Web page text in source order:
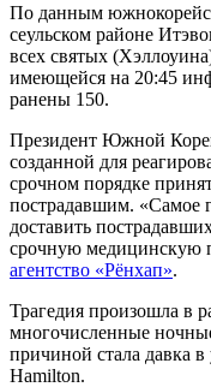
По данным
сеульском районе
всех святых
имеющейся на 20:45
ранены 150.
Президент Южной
созданной для
срочном порядке
пострадавшим. «Самое
доставить
срочную медицинскую
агентство «Рёнхап».
Трагедия произошла в
многочисленные
причиной стала давка
Hamilton.